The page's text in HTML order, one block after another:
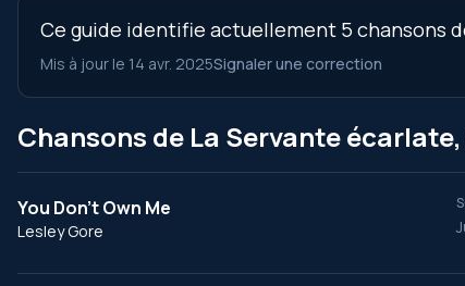
Ce guide identifie actuellement 5 chansons
Mis à jour le 14 avr. 2025Signaler une correction
Chansons de La Servante
You Don't Own Me
Lesley Gore